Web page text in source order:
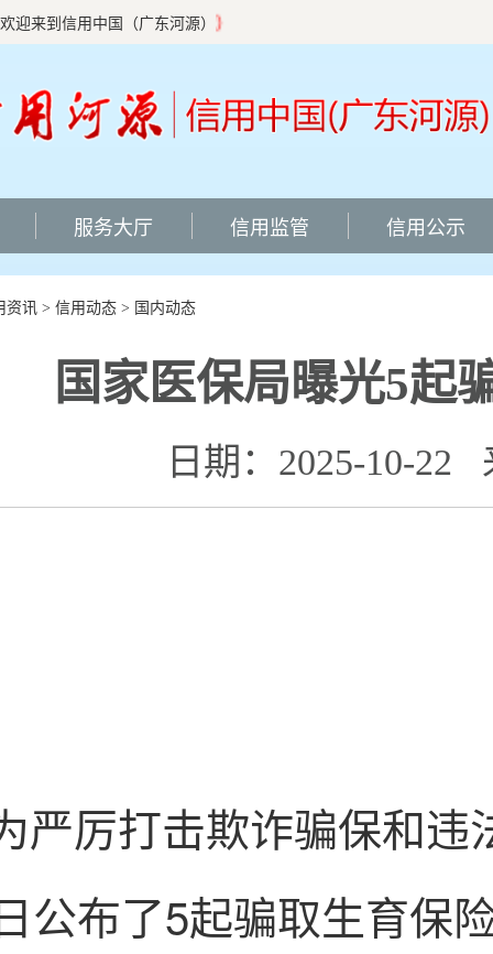
欢迎来到信用中国（广东河源）
服务大厅 信用监管 信用公示